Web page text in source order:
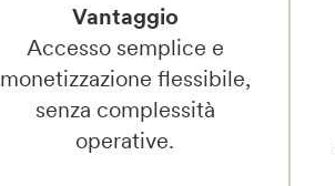
Vantaggio
Accesso semplice e
monetizzazione flessibile,
senza complessità
operative.